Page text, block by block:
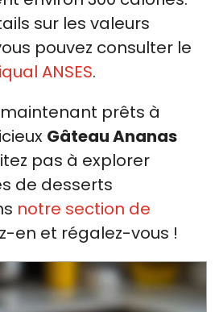
sur les valeurs
pouvez consulter le
ANSES.
prêts à
Gâteau Ananas
pas à explorer
de desserts
notre section de
en et régalez-vous !